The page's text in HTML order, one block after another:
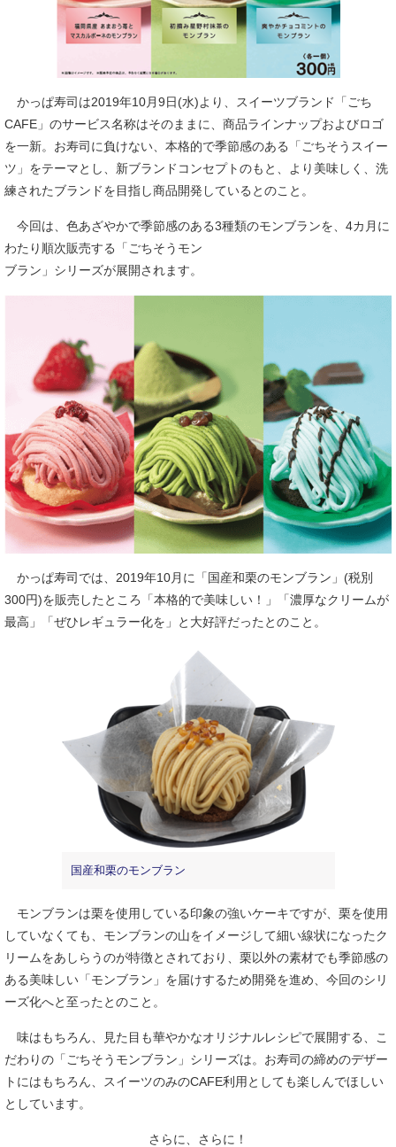
かっぱ寿司は2019年10月9日(水)より、スイーツブランド「ごち
CAFE」のサービス名称はそのままに、商品ラインナップおよびロゴ
を一新。お寿司に負けない、本格的で季節感のある「ごちそうスイー
ツ」をテーマとし、新ブランドコンセプトのもと、より美味しく、洗
練されたブランドを目指し商品開発しているとのこと。
今回は、色あざやかで季節感のある3種類のモンブランを、4カ月に
わたり順次販売する「ごちそうモン
ブラン」シリーズが展開されます。
かっぱ寿司では、2019年10月に「国産和栗のモンブラン」(税別
300円)を販売したところ「本格的で美味しい！」「濃厚なクリームが
最高」「ぜひレギュラー化を」と大好評だったとのこと。
国産和栗のモンブラン
モンブランは栗を使用している印象の強いケーキですが、栗を使用
していなくても、モンブランの山をイメージして細い線状になったク
リームをあしらうのが特徴とされており、栗以外の素材でも季節感の
ある美味しい「モンブラン」を届けするため開発を進め、今回のシリ
ーズ化へと至ったとのこと。
味はもちろん、見た目も華やかなオリジナルレシピで展開する、こ
だわりの「ごちそうモンブラン」シリーズは。お寿司の締めのデザー
トにはもちろん、スイーツのみのCAFE利用としても楽しんでほしい
としています。
さらに、さらに！